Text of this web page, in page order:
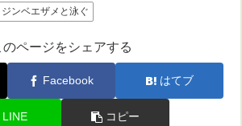
ジンベエザメと泳ぐ
のページをシェアする
Facebook はてブ
LINE コピー